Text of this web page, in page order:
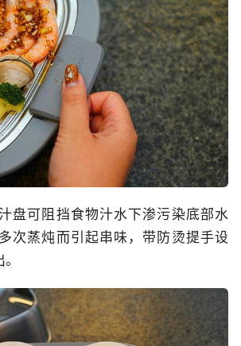
盘可阻挡食物汁水下渗污染底部水
次蒸炖而引起串味，带防烫提手设